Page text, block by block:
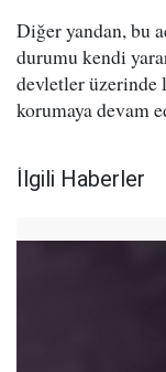
Diğer yandan, bu
durumu kendi
devletler
korumaya devam
İlgili Haberler